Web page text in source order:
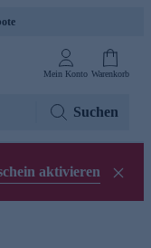
Mein Konto Warenkorb
Suchen
aktivieren